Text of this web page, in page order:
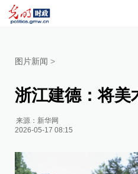
图片新闻 >
浙江建德：将美
来源： 新华网
2026-05-17 08:15